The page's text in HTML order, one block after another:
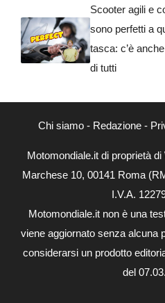
Scooter agili e
sono perfetti a
tasca: c’è
di tutti
Chi siamo- Redazione-
Motomondiale.it di proprietà
Marchese 10, 00141 Roma
I.V.A.
Motomondiale.it non è una
viene aggiornato senza alcuna
considerarsi un prodotto
del